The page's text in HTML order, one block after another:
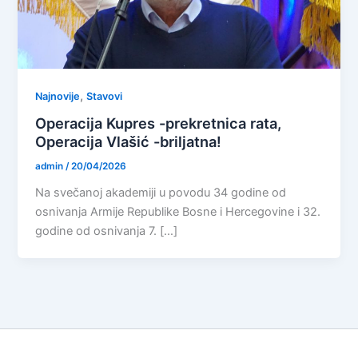
Najnovije,Stavovi
Operacija Kupres -prekretnica rata,
Operacija Vlašić -briljatna!
admin/20/04/2026
Na svečanoj akademiji u povodu 34 godine od
osnivanja Armije Republike Bosne i Hercegovine i 32.
godine od osnivanja 7. […]